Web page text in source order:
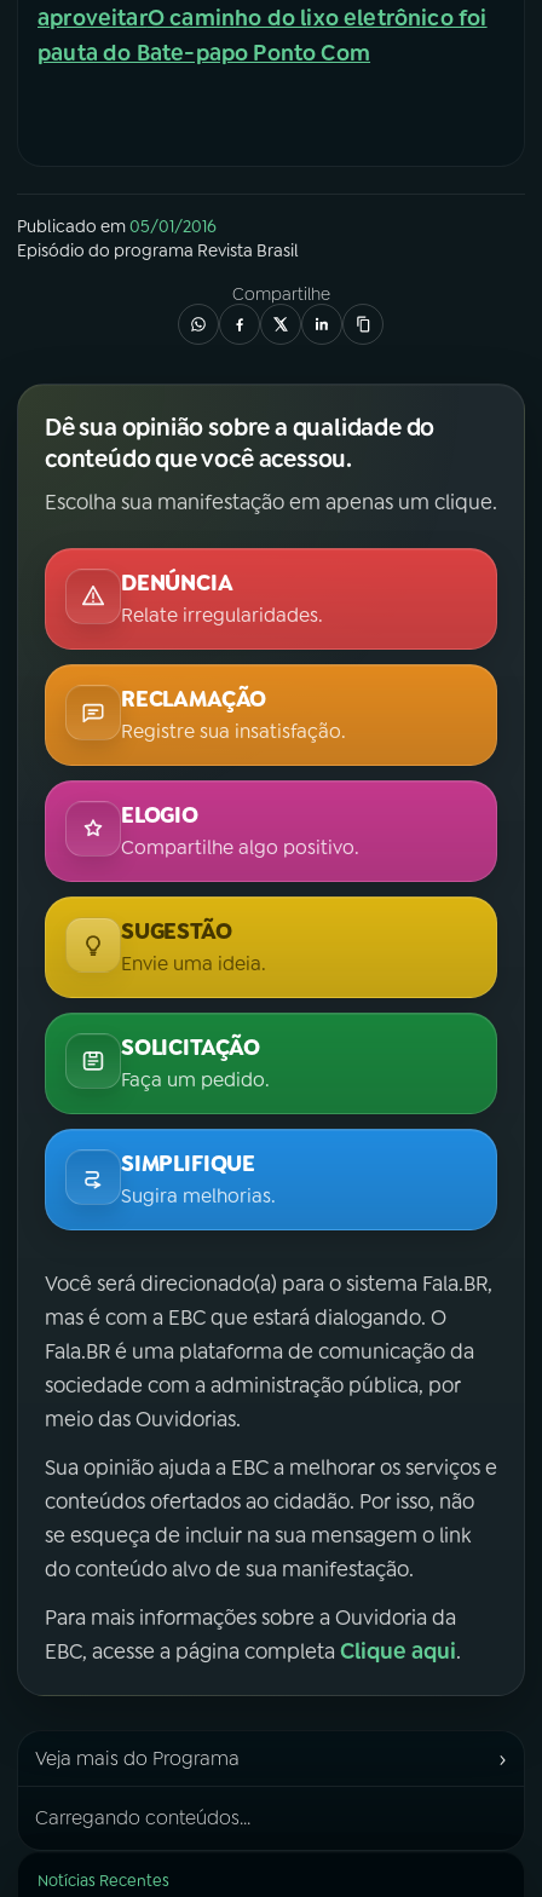
aproveitarO caminho do lixo eletrônico foi
pauta do Bate-papo Ponto Com
Publicado em05/01/2016
Episódio do programa Revista Brasil
Compartilhe
Dê sua opinião sobre a qualidade do
conteúdo que você acessou.
Escolha sua manifestação em apenas um clique.
DENÚNCIA
Relate irregularidades.
RECLAMAÇÃO
Registre sua insatisfação.
ELOGIO
Compartilhe algo positivo.
SUGESTÃO
Envie uma ideia.
SOLICITAÇÃO
Faça um pedido.
SIMPLIFIQUE
Sugira melhorias.
Você será direcionado(a) para o sistema Fala.BR,
mas é com a EBC que estará dialogando. O
Fala.BR é uma plataforma de comunicação da
sociedade com a administração pública, por
meio das Ouvidorias.
Sua opinião ajuda a EBC a melhorar os serviços e
conteúdos ofertados ao cidadão. Por isso, não
se esqueça de incluir na sua mensagem o link
do conteúdo alvo de sua manifestação.
Para mais informações sobre a Ouvidoria da
EBC, acesse a página completa Clique aqui.
Veja mais do Programa ›
Carregando conteúdos...
Notícias Recentes